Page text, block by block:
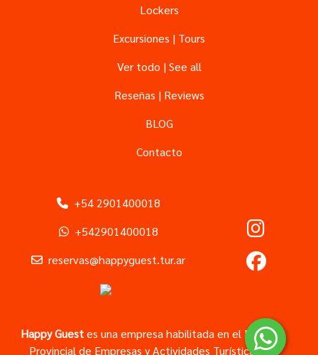
Lockers
Excursiones | Tours
Ver todo | See all
Reseñas | Reviews
BLOG
Contacto
+54 2901400018
+542901400018
reservas@happyguest.tur.ar
Happy Guestes una empresa habilitada en el Registro
Provincial de Empresas y Actividades Turísticas del